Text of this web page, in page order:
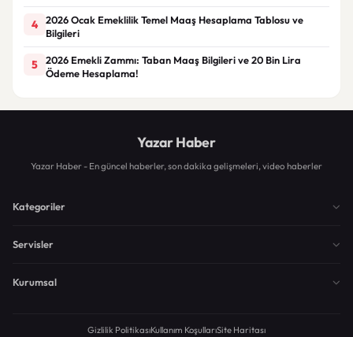
4
2026 Ocak Emeklilik Temel Maaş Hesaplama Tablosu ve
Bilgileri
5
2026 Emekli Zammı: Taban Maaş Bilgileri ve 20 Bin Lira
Ödeme Hesaplama!
Yazar Haber
Yazar Haber - En güncel haberler, son dakika gelişmeleri, video haberler
Kategoriler
Servisler
Kurumsal
Gizlilik PolitikasıKullanım KoşullarıSite Haritası